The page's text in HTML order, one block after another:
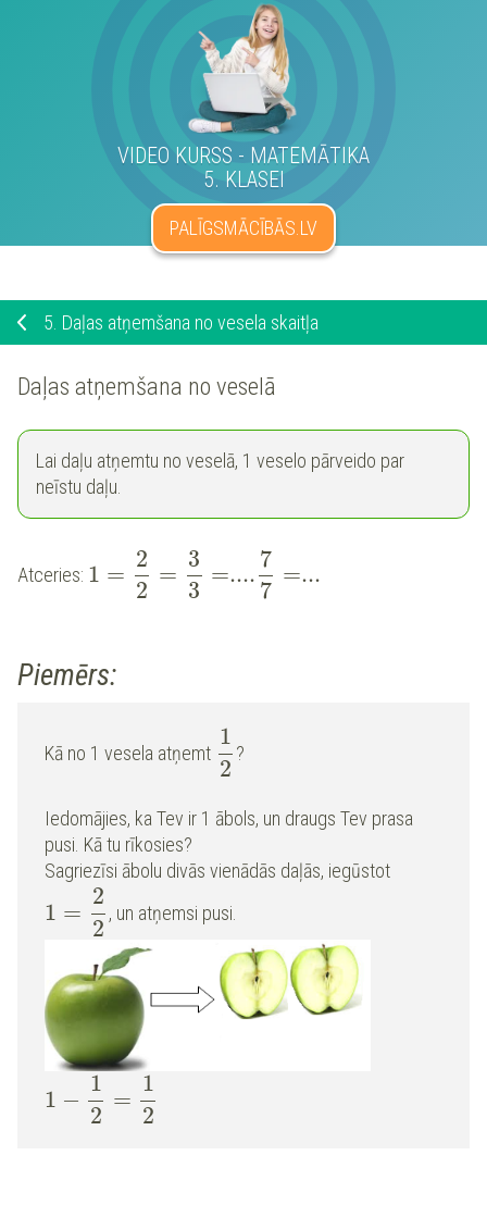
VIDEO KURSS - MATEMĀTIKA
5. KLASEI
PALĪGSMĀCĪBĀS.LV
5. Daļas atņemšana no vesela skaitļa
Daļas atņemšana no veselā
Lai daļu atņemtu no veselā, 1 veselo pārveido par
neīstu daļu.
Atceries: 1 =
2
2
=
3
3
=....
7
7
=...
Piemērs:
Kā no 1 vesela atņemt
1
2
?
Iedomājies, ka Tev ir 1 ābols, un draugs Tev prasa
pusi. Kā tu rīkosies?
Sagriezīsi ābolu divās vienādās daļās, iegūstot
1 =
2
2
, un atņemsi pusi.
1 −
1
2
=
1
2